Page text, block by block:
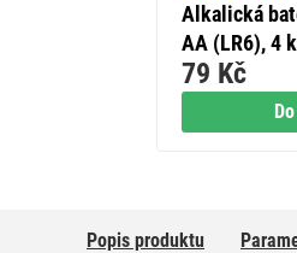
Alkalická
AA (LR6), 4
79 Kč
Popis produktu